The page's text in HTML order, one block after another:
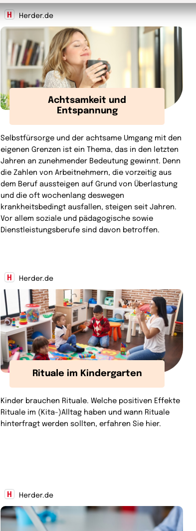
Herder.de
Achtsamkeit und
Entspannung
Selbstfürsorge und der achtsame Umgang mit den
eigenen Grenzen ist ein Thema, das in den letzten
Jahren an zunehmender Bedeutung gewinnt. Denn
die Zahlen von Arbeitnehmern, die vorzeitig aus
dem Beruf aussteigen auf Grund von Überlastung
und die oft wochenlang deswegen
krankheitsbedingt ausfallen, steigen seit Jahren.
Vor allem soziale und pädagogische sowie
Dienstleistungsberufe sind davon betroffen.
Herder.de
Rituale im Kindergarten
Kinder brauchen Rituale. Welche positiven Effekte
Rituale im (Kita-)Alltag haben und wann Rituale
hinterfragt werden sollten, erfahren Sie hier.
Herder.de